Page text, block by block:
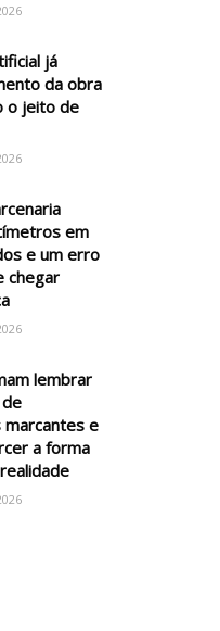
já
da obra
o jeito de
em
e um erro
chegar
lembrar
e
a forma